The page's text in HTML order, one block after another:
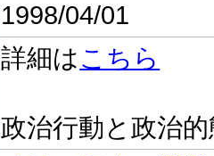
1998/04/01
詳細はこちら
政治行動と政治